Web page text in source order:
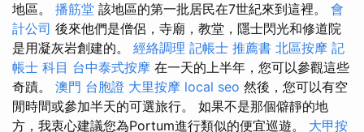
地區。 播筋堂 該地區的第一批居民在7世紀來到這裡。 會
計公司 後來他們是僧侶，寺廟，教堂，隱士閃光和修道院
是用凝灰岩創建的。 經絡調理 記帳士 推薦書 北區按摩 記
帳士 科目 台中泰式按摩 在一天的上半年，您可以參觀這些
奇蹟。 澳門 台胞證 大里按摩 local seo 然後，您可以有空
閒時間或參加半天的可選旅行。 如果不是那個僻靜的地
方，我衷心建議您為Portum進行類似的便宜巡遊。 大甲按